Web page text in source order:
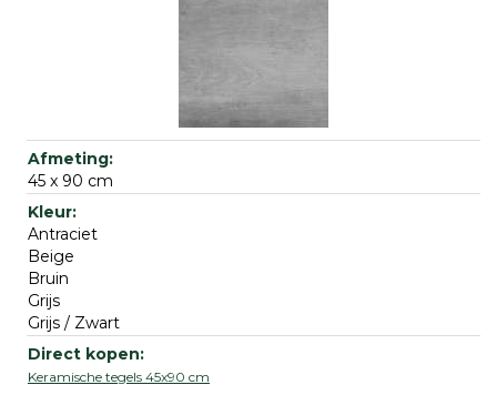
45 x 90 cm
Antraciet
Beige
Bruin
Grijs
Grijs / Zwart
Keramische tegels 45x90 cm